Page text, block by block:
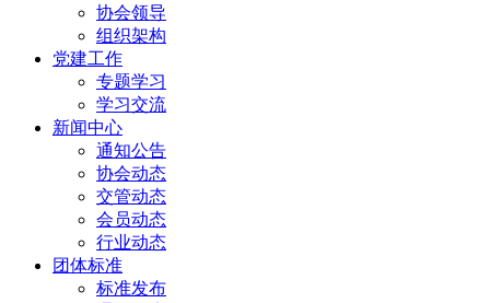
协会领导
组织架构
党建工作
专题学习
学习交流
新闻中心
通知公告
协会动态
交管动态
会员动态
行业动态
团体标准
标准发布